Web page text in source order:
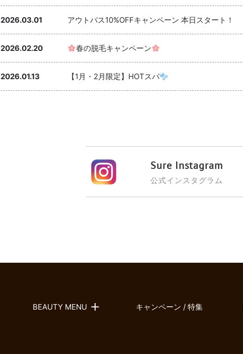
2026.03.01 アウトバス10%OFFキャンペーン 本日スタート！
2026.02.20 春の脱毛キャンペーン
2026.01.13 【1月・2月限定】HOTスパ
Sure Instagram
公式インスタグラム
BEAUTY MENU キャンペーン / 特集